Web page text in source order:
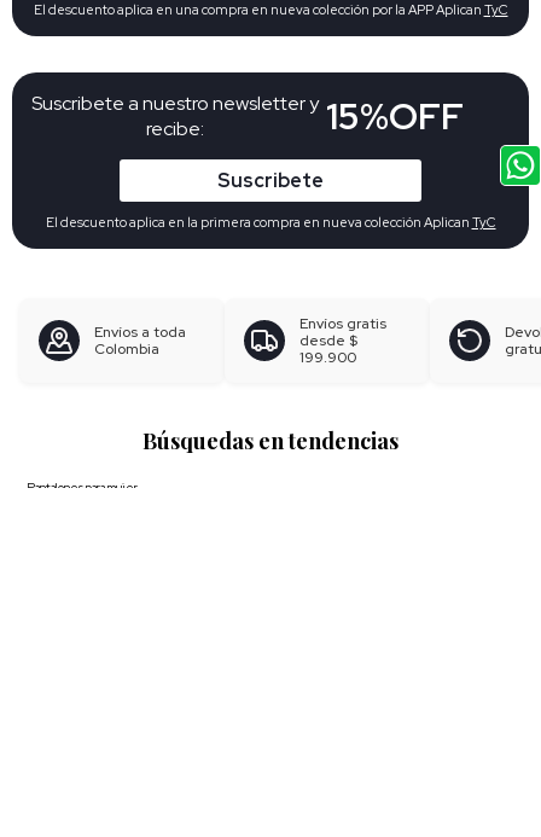
Suscribete a nuestro newsletter y
recibe:
15%OFF
Suscribete
El descuento aplica en la primera compra en nueva colección Aplican TyC
El descuento aplica en una compra en nueva colección por la APP Aplican TyC
Envíos a toda
Colombia
Envíos gratis
desde $
199.900
Búsquedas en tendencias
Pantalones para mujer